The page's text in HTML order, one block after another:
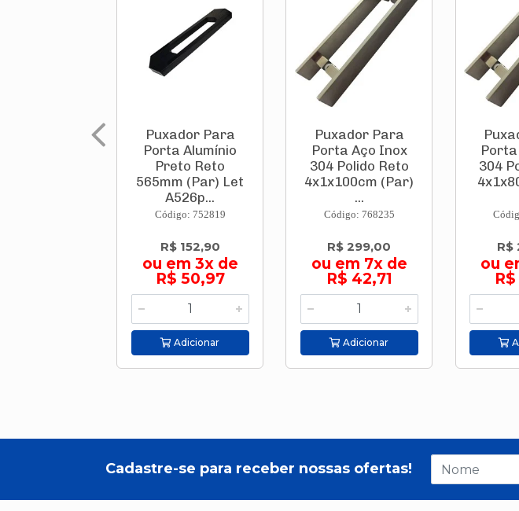
Puxador Para
Porta Alumínio
Preto Reto
565mm (Par) Let
A526p...
Código: 752819
R$ 152,90
ou em 3x de
R$ 50,97
Adicionar
Puxador Para
Porta Aço Inox
304 Polido Reto
4x1x100cm (Par)
...
Código: 768235
R$ 299,00
ou em 7x de
R$ 42,71
Adicionar
304
R$
ou
Cadastre-se para receber nossas ofertas!